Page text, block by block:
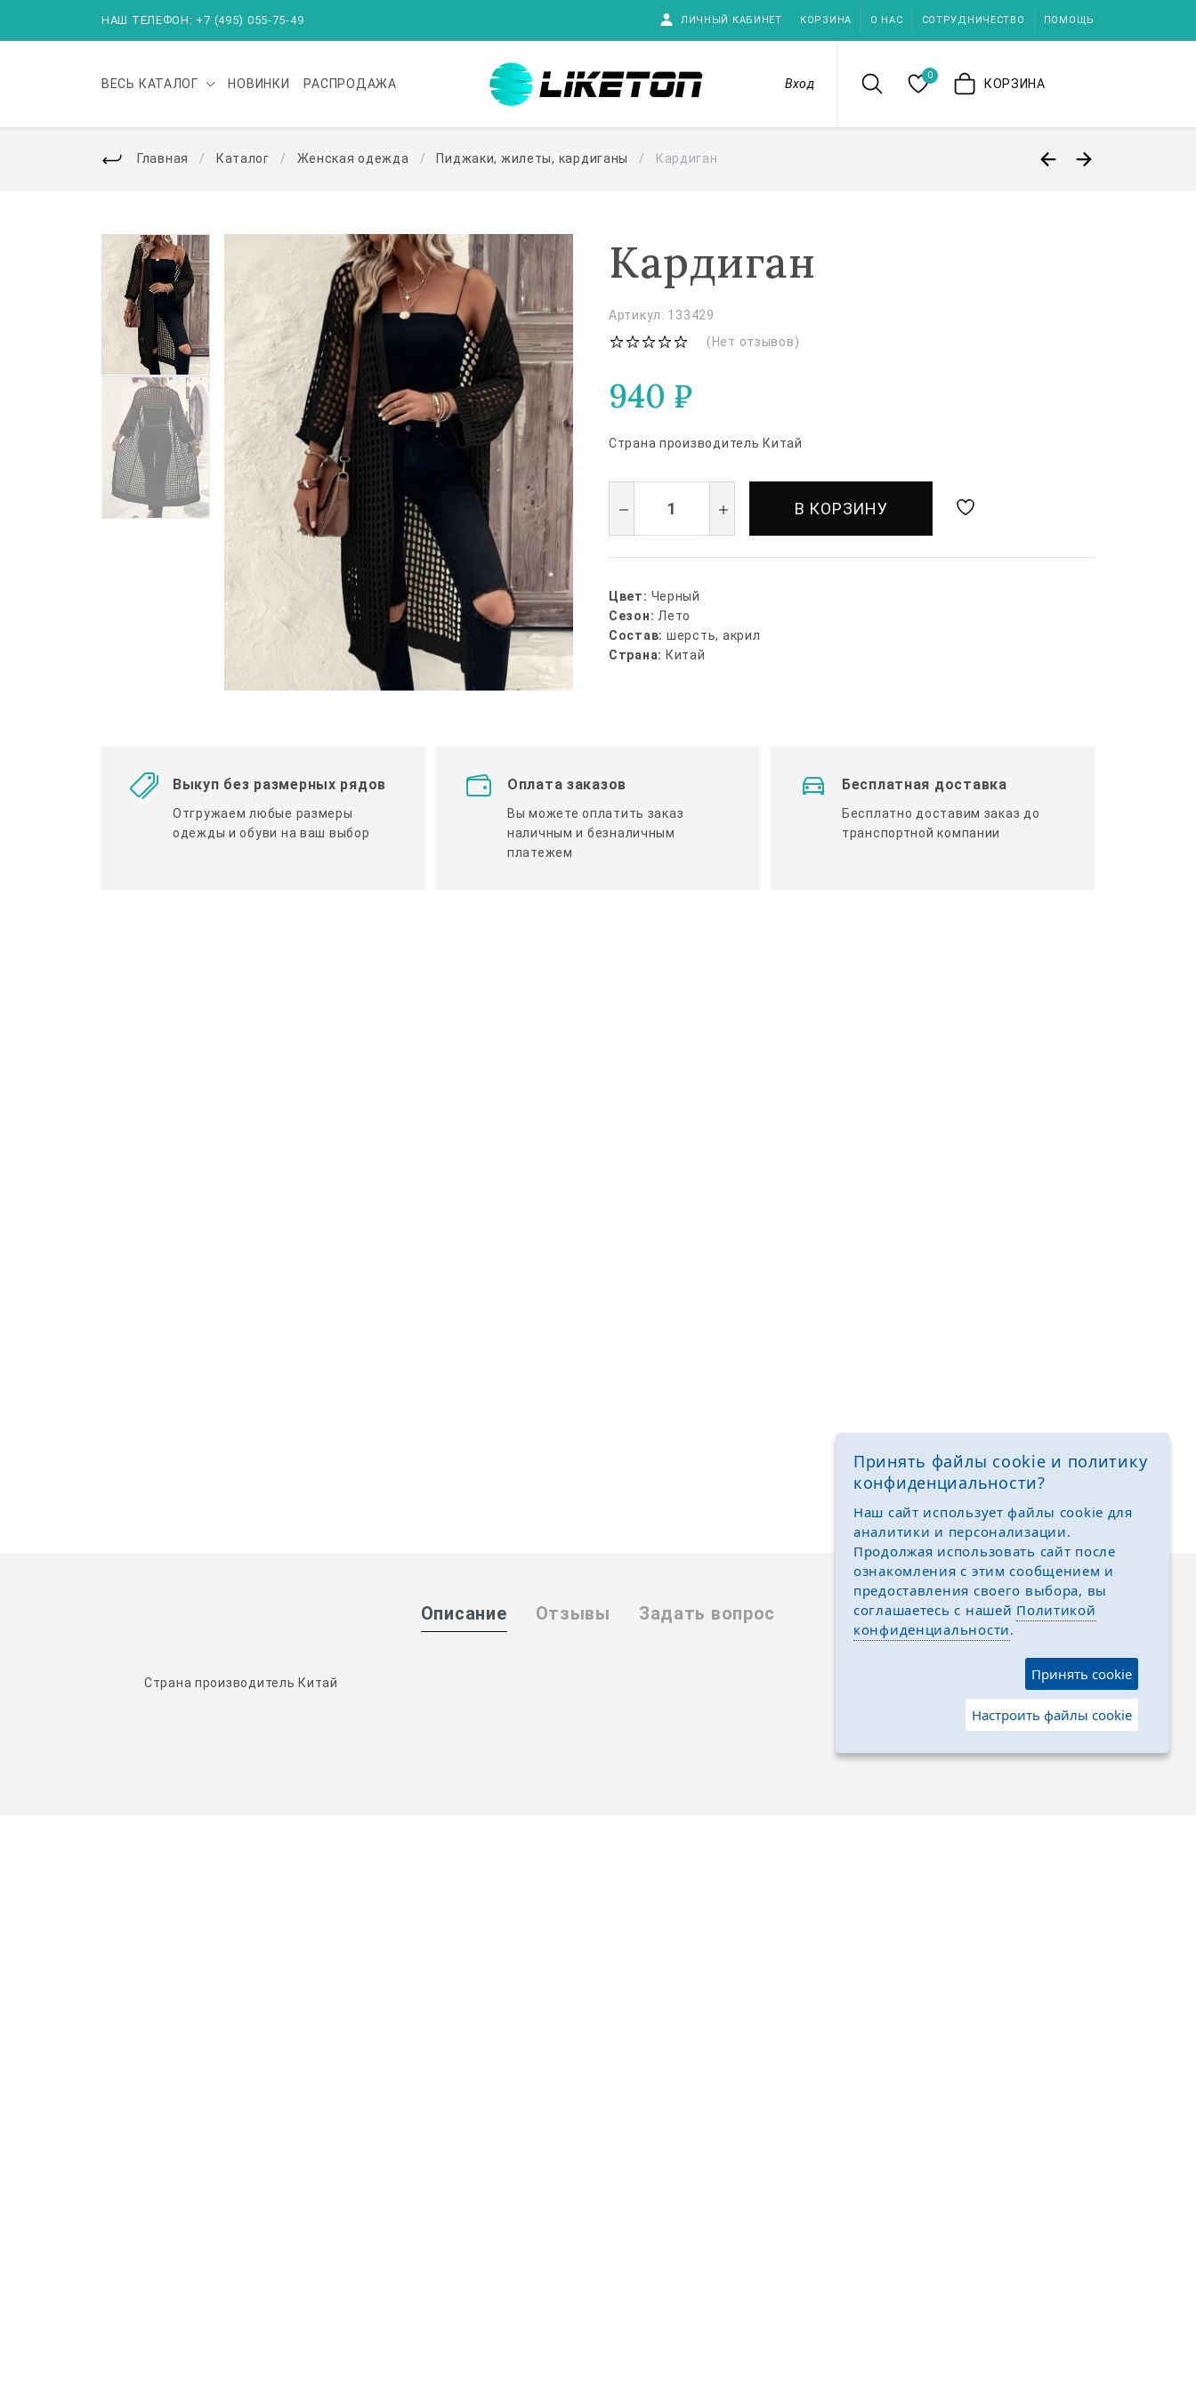
НАШ ТЕЛЕФОН: +7 (495) 055-75-49 ЛИЧНЫЙ КАБИНЕТ КОРЗИНА О НАС СОТРУДНИЧЕСТВО ПОМОЩЬ
ВЕСЬ КАТАЛОГ НОВИНКИ РАСПРОДАЖА Вход
0
КОРЗИНА
Главная Каталог Женская одежда Пиджаки, жилеты, кардиганы Кардиган
Кардиган
Артикул: 133429
(Нет отзывов)
940 ₽
Страна производитель Китай
В КОРЗИНУ
Цвет: Черный
Сезон: Лето
Состав: шерсть, акрил
Страна: Китай
Выкуп без размерных рядов
Отгружаем любые размеры
одежды и обуви на ваш выбор
Оплата заказов
Вы можете оплатить заказ
наличным и безналичным
платежем
Бесплатная доставка
Бесплатно доставим заказ до
транспортной компании
Описание Отзывы Задать вопрос
Страна производитель Китай
Принять файлы cookie и политику
конфиденциальности?
Наш сайт использует файлы cookie для
аналитики и персонализации.
Продолжая использовать сайт после
ознакомления с этим сообщением и
предоставления своего выбора, вы
соглашаетесь с нашей Политикой
конфиденциальности.
Принять cookie
Настроить файлы cookie